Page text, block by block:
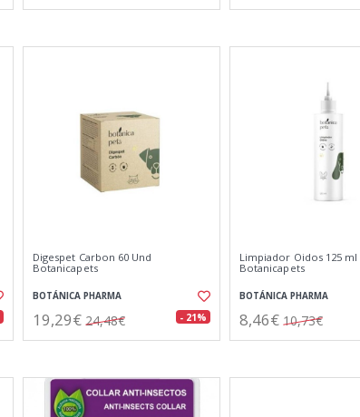
Digespet Carbon 60 Und
Botanicapets
BOTÁNICA PHARMA
19,29€ 24,48€ - 21%
Limpiador Oidos 125 ml
Botanicapets
BOTÁNICA PHARMA
8,46€ 10,73€